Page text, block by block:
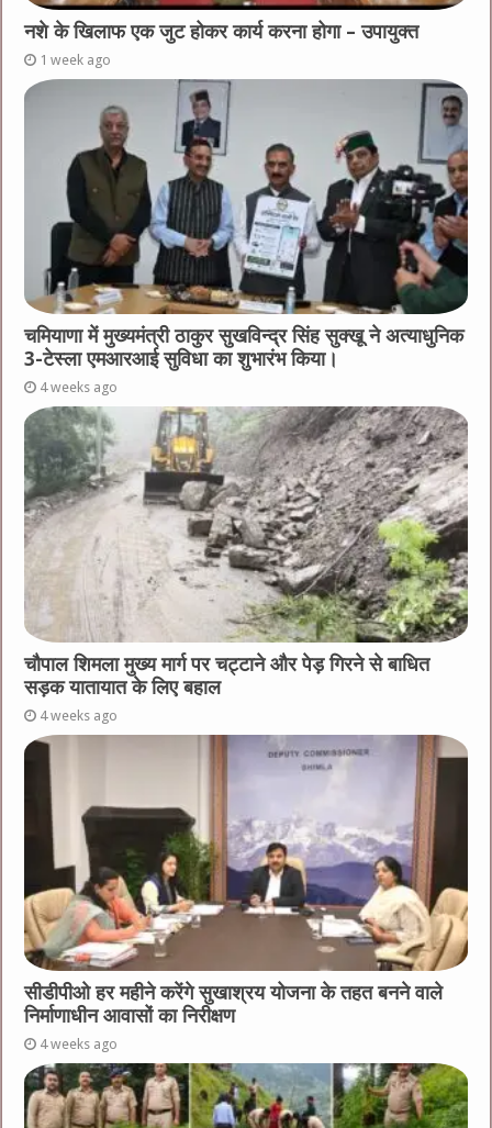
नशे के खिलाफ एक जुट होकर कार्य करना होगा – उपायुक्त
1 week ago
चमियाणा में मुख्यमंत्री ठाकुर सुखविन्द्र सिंह सुक्खू ने अत्याधुनिक
3-टेस्ला एमआरआई सुविधा का शुभारंभ किया।
4 weeks ago
चौपाल शिमला मुख्य मार्ग पर चट्टाने और पेड़ गिरने से बाधित
सड़क यातायात के लिए बहाल
4 weeks ago
सीडीपीओ हर महीने करेंगे सुखाश्रय योजना के तहत बनने वाले
निर्माणाधीन आवासों का निरीक्षण
4 weeks ago